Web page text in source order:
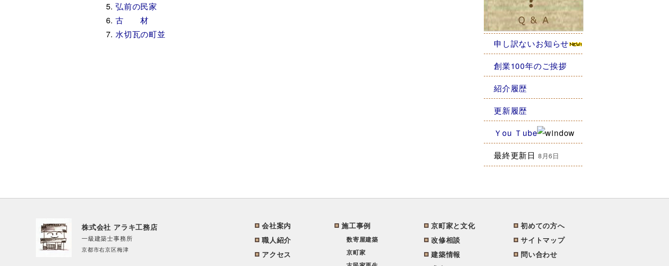
弘前の民家
古 材
水切瓦の町並
申し訳ないお知らせ
創業100年のご挨拶
紹介履歴
更新履歴
Ｙou Ｔube
最終更新日 8月6日
株式会社 アラキ工務店
一級建築士事務所
京都市右京区梅津
会社案内
職人紹介
アクセス
施工事例
数寄屋建築
京町家
京町家と文化
改修相談
建築情報
初めての方へ
サイトマップ
問い合わせ